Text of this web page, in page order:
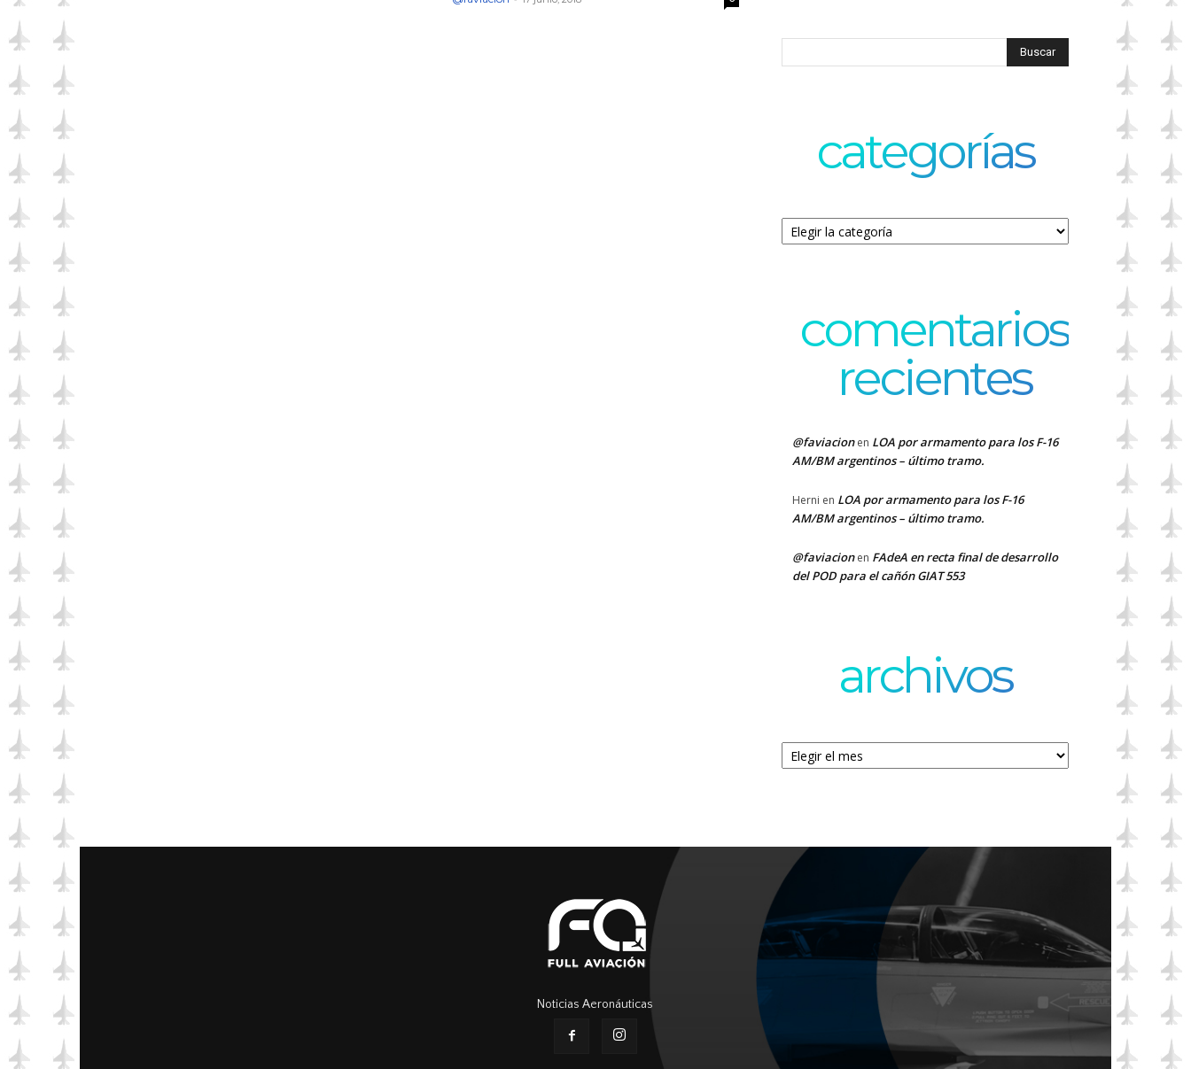
categorías
Categorías
comentarios
recientes
@faviacionen LOA por armamento para los F-16
AM/BM argentinos – último tramo.
Herni en LOA por armamento para los F-16
AM/BM argentinos – último tramo.
@faviacionen FAdeA en recta final de desarrollo
del POD para el cañón GIAT 553
archivos
Archivos
Noticias Aeronáuticas